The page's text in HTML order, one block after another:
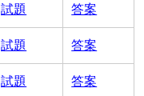
試題 答案
試題 答案
試題 答案